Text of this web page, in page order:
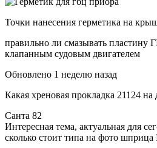
Точки нанесения герметика на
правильно ли смазывать пластину
клапанным судовым двигателем
Обновлено 1 неделю назад
Какая хреновая прокладка 21124 на
Санта 82
Интересная тема, актуальная для
сколько стоит типа на фото шприца